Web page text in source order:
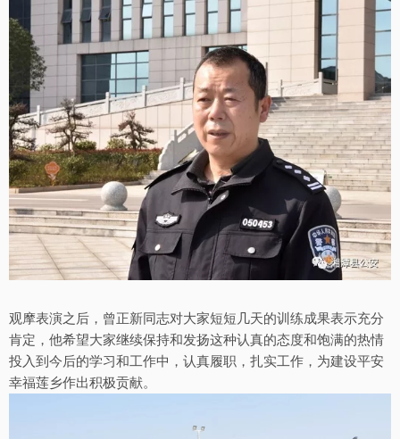
观摩表演之后，曾正新同志对大家短短几天的训练成果表示充分
肯定，他希望大家继续保持和发扬这种认真的态度和饱满的热情
投入到今后的学习和工作中，认真履职，扎实工作，为建设平安
幸福莲乡作出积极贡献。